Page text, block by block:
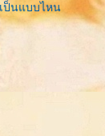
ป็นแบบไหน
ท่านี้
เลย...มันอยู่กับ